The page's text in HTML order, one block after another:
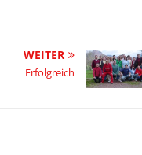
WEITER
Erfolgreich